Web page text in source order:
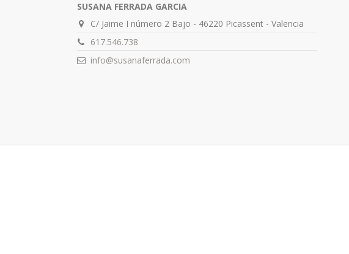
SUSANA FERRADA GARCIA
C/ Jaime I número 2 Bajo - 46220 Picassent - Valencia
617.546.738
info@susanaferrada.com